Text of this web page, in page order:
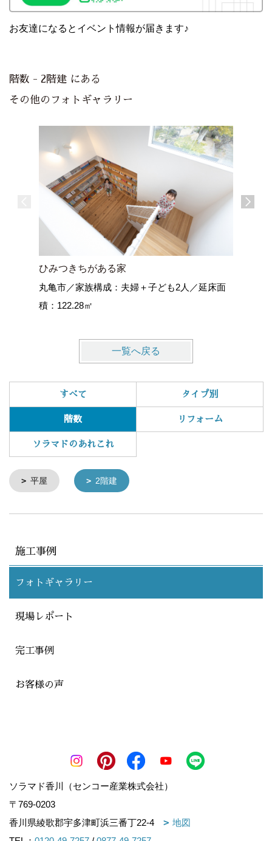
お友達になるとイベント情報が届きます♪
階数 - 2階建 にある
その他のフォトギャラリー
ひみつきちがある家
丸亀市／家族構成：夫婦＋子ども2人／延床面
積：122.28㎡
一覧へ戻る
すべて タイプ別
階数 リフォーム
ソラマドのあれこれ
平屋 2階建
施工事例
フォトギャラリー
現場レポート
完工事例
お客様の声
ソラマド香川（センコー産業株式会社）
〒769-0203
香川県綾歌郡宇多津町浜三番丁22-4
地図